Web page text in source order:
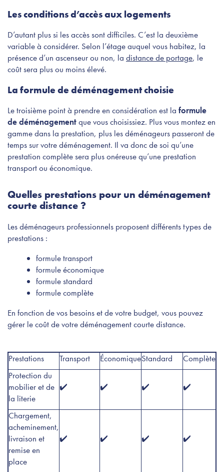
Les conditions d’accès aux logements
D’autant plus si les accès sont difficiles. C’est la deuxième
variable à considérer. Selon l’étage auquel vous habitez, la
présence d’un ascenseur ou non, la distance de portage, le
coût sera plus ou moins élevé.
La formule de déménagement choisie
Le troisième point à prendre en considération est la formule
de déménagementque vous choisissiez. Plus vous montez en
gamme dans la prestation, plus les déménageurs passeront de
temps sur votre déménagement. Il va donc de soi qu’une
prestation complète sera plus onéreuse qu’une prestation
transport ou économique.
Quelles prestations pour un déménagement
courte distance ?
Les déménageurs professionnels proposent différents types de
prestations :
formule transport
formule économique
formule standard
formule complète
En fonction de vos besoins et de votre budget, vous pouvez
gérer le coût de votre déménagement courte distance.
Prestations Transport ÉconomiqueStandard
Complète
Protection du
mobilier et de
la literie
✔️ ✔️ ✔️ ✔️
Chargement,
acheminement,
livraison et
remise en
place
✔️ ✔️ ✔️ ✔️